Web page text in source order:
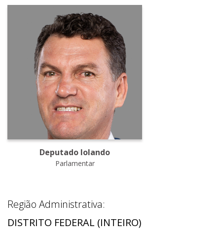
Deputado Iolando
Parlamentar
Região Administrativa:
DISTRITO FEDERAL (INTEIRO)